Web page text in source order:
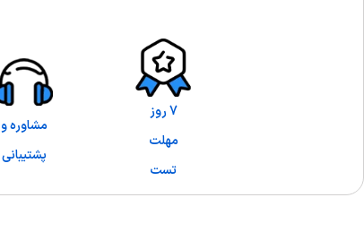
7 روز
مهلت
تست
مشاوره و
پشتیبانی